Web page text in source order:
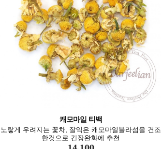
캐모마일 티백
노랗게 우려지는 꽃차, 잘익은 캐모마일블라섬을 건조
한것으로 긴장완화에 추천